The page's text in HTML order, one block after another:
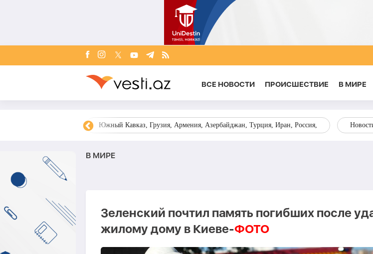
ВСЕ НОВОСТИ ПРОИСШЕСТВИЕ В МИРЕ
Южный Кавказ, Грузия, Армения, Азербайджан, Турция, Иран, Россия,
В МИРЕ
Зеленский почтил память погибших после
жилому дому в Киеве-ФОТО